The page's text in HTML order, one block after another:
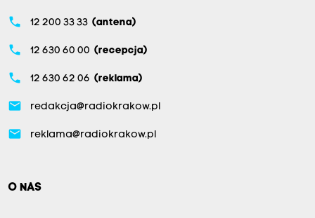
phone 12 200 33 33 (antena)
phone 12 630 60 00 (recepcja)
phone 12 630 62 06 (reklama)
email redakcja@radiokrakow.pl
email reklama@radiokrakow.pl
O NAS